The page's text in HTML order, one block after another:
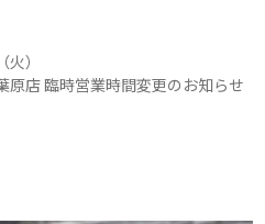
）
原店 臨時営業時間変更のお知らせ